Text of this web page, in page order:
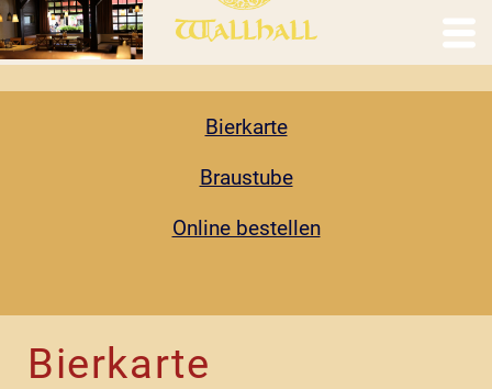
Bierkarte
Braustube
Online bestellen
Bierkarte